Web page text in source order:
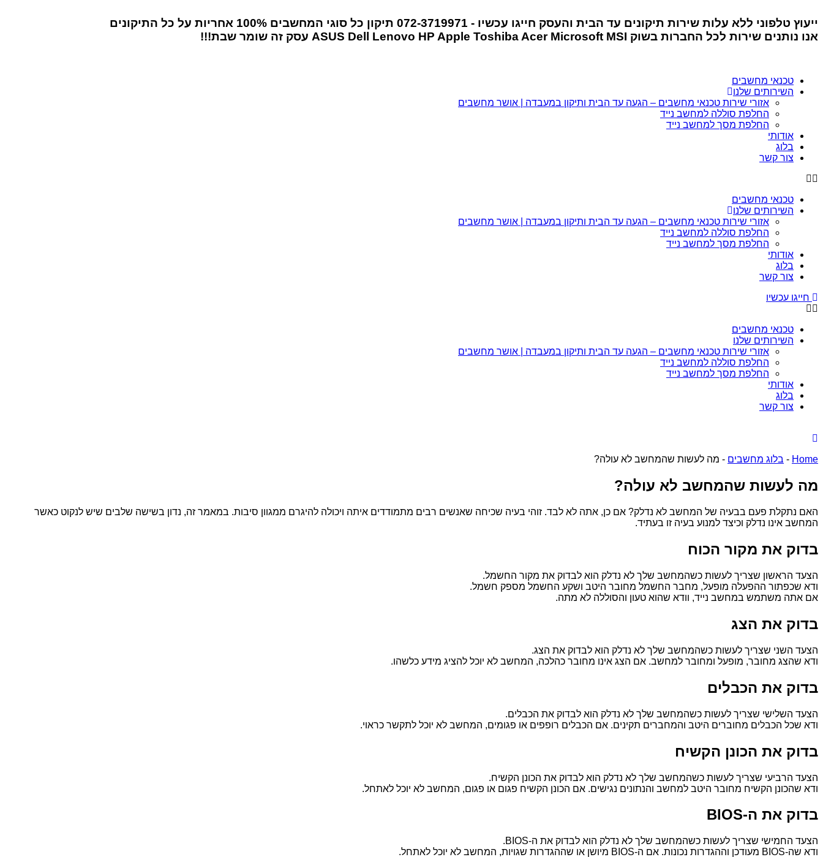
ייעוץ טלפוני ללא עלות שירות תיקונים עד הבית והעסק חייגו עכשיו - 072-3719971 תיקון כל סוגי המחשבים 100% אחריות על כל התיקונים
אנו נותנים שירות לכל החברות בשוק
ASUS Dell Lenovo HP Apple Toshiba Acer Microsoft MSI עסק זה שומר שבת!!!
טכנאי מחשבים
השירותים שלנו
אזורי שירות טכנאי מחשבים – הגעה עד הבית ותיקון במעבדה | אושר מחשבים
החלפת סוללה למחשב נייד
החלפת מסך למחשב נייד
אודותי
בלוג
צור קשר
טכנאי מחשבים
השירותים שלנו
אזורי שירות טכנאי מחשבים – הגעה עד הבית ותיקון במעבדה | אושר מחשבים
החלפת סוללה למחשב נייד
החלפת מסך למחשב נייד
אודותי
בלוג
צור קשר
חייגו עכשיו
טכנאי מחשבים
השירותים שלנו
אזורי שירות טכנאי מחשבים – הגעה עד הבית ותיקון במעבדה | אושר מחשבים
החלפת סוללה למחשב נייד
החלפת מסך למחשב נייד
אודותי
בלוג
צור קשר
Home
- בלוג מחשבים - מה לעשות שהמחשב לא עולה?
מה לעשות שהמחשב לא עולה?
האם נתקלת פעם בבעיה של המחשב לא נדלק? אם כן, אתה לא לבד. זוהי בעיה שכיחה שאנשים רבים מתמודדים איתה ויכולה להיגרם ממגוון סיבות. במאמר זה, נדון בשישה שלבים שיש לנקוט כאשר
המחשב אינו נדלק וכיצד למנוע בעיה זו בעתיד.
בדוק את מקור הכוח
הצעד הראשון שצריך לעשות כשהמחשב שלך לא נדלק הוא לבדוק את מקור החשמל.
ודא שכפתור ההפעלה מופעל, מחבר החשמל מחובר היטב ושקע החשמל מספק חשמל.
אם אתה משתמש במחשב נייד, וודא שהוא טעון והסוללה לא מתה.
בדוק את הצג
הצעד השני שצריך לעשות כשהמחשב שלך לא נדלק הוא לבדוק את הצג.
ודא שהצג מחובר, מופעל ומחובר למחשב. אם הצג אינו מחובר כהלכה, המחשב לא יוכל להציג מידע כלשהו.
בדוק את הכבלים
הצעד השלישי שצריך לעשות כשהמחשב שלך לא נדלק הוא לבדוק את הכבלים.
ודא שכל הכבלים מחוברים היטב והמחברים תקינים. אם הכבלים רופפים או פגומים, המחשב לא יוכל לתקשר כראוי.
בדוק את הכונן הקשיח
הצעד הרביעי שצריך לעשות כשהמחשב שלך לא נדלק הוא לבדוק את הכונן הקשיח.
ודא שהכונן הקשיח מחובר היטב למחשב והנתונים נגישים. אם הכונן הקשיח פגום או פגום, המחשב לא יוכל לאתחל.
בדוק את ה-BIOS
הצעד החמישי שצריך לעשות כשהמחשב שלך לא נדלק הוא לבדוק את ה-BIOS.
ודא שה-BIOS מעודכן וההגדרות נכונות. אם ה-BIOS מיושן או שההגדרות שגויות, המחשב לא יוכל לאתחל.